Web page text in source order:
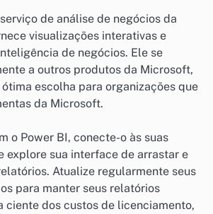
de análise de negócios da
visualizações interativas e
de negócios. Ele se
a outros produtos da Microsoft,
escolha para organizações que
da Microsoft.
o Power BI, conecte-o às suas
explore sua interface de arrastar e
Atualize regularmente seus
para manter seus relatórios
ciente dos custos de licenciamento,